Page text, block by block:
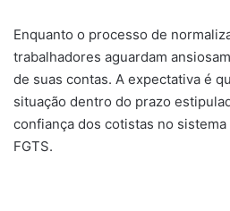
Enquanto o processo de
trabalhadores aguardam
de suas contas. A expectativa é
situação dentro do prazo
confiança dos cotistas no
FGTS.